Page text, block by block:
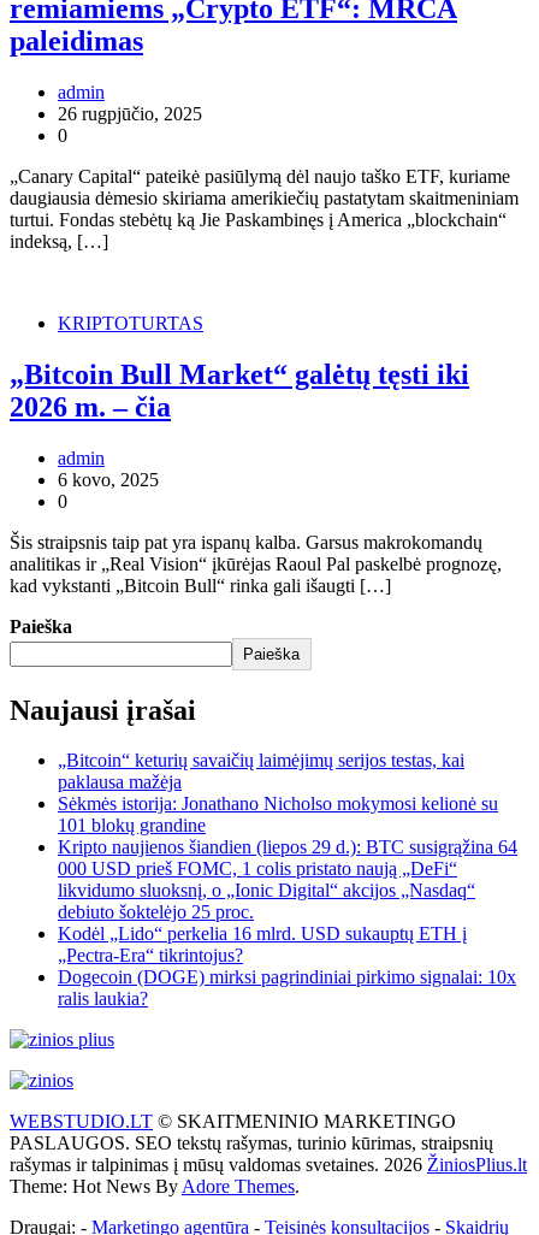
remiamiems „Crypto ETF“: MRCA
paleidimas
admin
26 rugpjūčio, 2025
0
„Canary Capital“ pateikė pasiūlymą dėl naujo taško ETF, kuriame
daugiausia dėmesio skiriama amerikiečių pastatytam skaitmeniniam
turtui. Fondas stebėtų ką Jie Paskambinęs į America „blockchain“
indeksą, […]
KRIPTOTURTAS
„Bitcoin Bull Market“ galėtų tęsti iki
2026 m. – čia
admin
6 kovo, 2025
0
Šis straipsnis taip pat yra ispanų kalba. Garsus makrokomandų
analitikas ir „Real Vision“ įkūrėjas Raoul Pal paskelbė prognozę,
kad vykstanti „Bitcoin Bull“ rinka gali išaugti […]
Paieška
Paieška
Naujausi įrašai
„Bitcoin“ keturių savaičių laimėjimų serijos testas, kai
paklausa mažėja
Sėkmės istorija: Jonathano Nicholso mokymosi kelionė su
101 blokų grandine
Kripto naujienos šiandien (liepos 29 d.): BTC susigrąžina 64
000 USD prieš FOMC, 1 colis pristato naują „DeFi“
likvidumo sluoksnį, o „Ionic Digital“ akcijos „Nasdaq“
debiuto šoktelėjo 25 proc.
Kodėl „Lido“ perkelia 16 mlrd. USD sukauptų ETH į
„Pectra-Era“ tikrintojus?
Dogecoin (DOGE) mirksi pagrindiniai pirkimo signalai: 10x
ralis laukia?
WEBSTUDIO.LT © SKAITMENINIO MARKETINGO
PASLAUGOS. SEO tekstų rašymas, turinio kūrimas, straipsnių
rašymas ir talpinimas į mūsų valdomas svetaines. 2026 ŽiniosPlius.lt
Theme: Hot News ByAdore Themes.
Draugai: - Marketingo agentūra - Teisinės konsultacijos - Skaidrių